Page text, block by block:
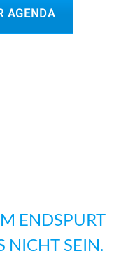
AGENDA
ENDSPURT
NICHT SEIN.